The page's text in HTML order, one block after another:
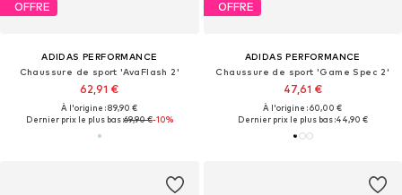
OFFRE
ADIDAS PERFORMANCE
Chaussure de sport 'AvaFlash 2'
62,91 €
À l'origine : 89,90 €
Dernier prix le plus bas :69,90 €-10%
OFFRE
ADIDAS PERFORMANCE
Chaussure de sport 'Game Spec 2'
47,61 €
À l'origine : 60,00 €
Dernier prix le plus bas :44,90 €